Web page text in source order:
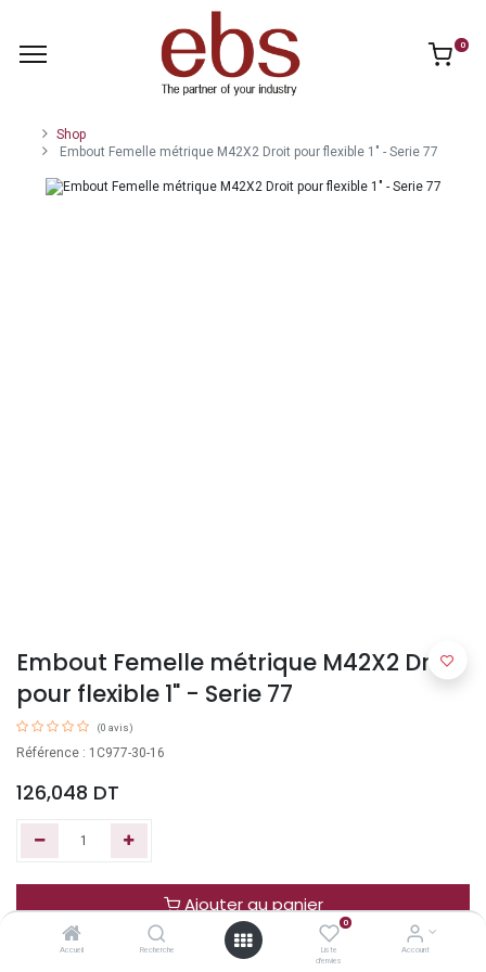
Accueil Recherche
0
Liste
d'envies
Account
0
Shop
Embout Femelle métrique M42X2 Droit pour flexible 1" - Serie 77
Embout Femelle métrique M42X2 Droit
pour flexible 1" - Serie 77
(0 avis)
Référence : 1C977-30-16
126,048 DT
Ajouter au panier
Acheter maintenant